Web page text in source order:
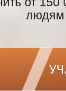
людям